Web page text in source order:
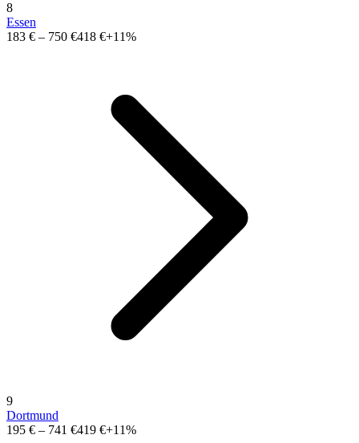
8
Essen
183 € – 750 €418 €+11%
9
Dortmund
195 € – 741 €419 €+11%